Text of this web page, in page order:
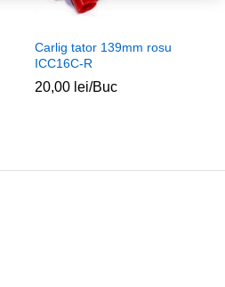
Carlig tator 139mm rosu
ICC16C-R
20,00 lei/Buc